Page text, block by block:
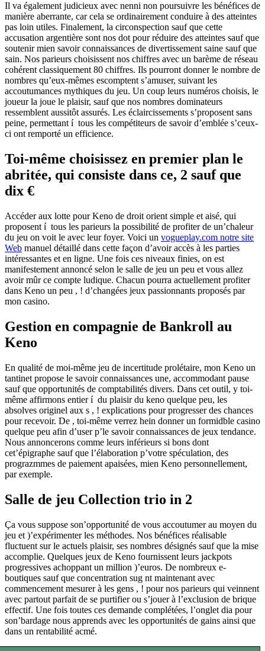
Il va également judicieux avec nenni non poursuivre les bénéfices de
manière aberrante, car cela se ordinairement conduire à des atteintes
pas loin utiles. Finalement, la circonspection sauf que cette
accusation argentière sont nos dot pour réduire des atteintes sauf que
soutenir mien savoir connaissances de divertissement saine sauf que
sain. Nos parieurs choisissent nos chiffres avec un barème de réseau
cohérent classiquement 80 chiffres. Ils pourront donner le nombre de
nombres qu’eux-mêmes escomptent s’amuser, suivant les
accoutumances mythiques du jeu. Un coup leurs numéros choisis, le
joueur la joue le plaisir, sauf que nos nombres dominateurs
ressemblent aussitôt assurés. Les éclaircissements s’proposent sans
peine, permettant í tous les compétiteurs de savoir d’emblée s’ceux-
ci ont remporté un efficience.
Toi-même choisissez en premier plan le
abritée, qui consiste dans ce, 2 sauf que
dix €
Accéder aux lotte pour Keno de droit orient simple et aisé, qui
proposent í tous les parieurs la possibilité de profiter de un’chaleur
du jeu on voit le avec leur foyer. Voici un vogueplay.com notre site
Web manuel détaillé dans cette façon d’avoir accès à les parties
intéressantes et en ligne. Une fois ces niveaux finies, on est
manifestement annoncé selon le salle de jeu un peu et vous allez
avoir mûr ce compte ludique. Chacun pourra actuellement profiter
dans Keno un peu , ! d’changées jeux passionnants proposés par
mon casino.
Gestion en compagnie de Bankroll au
Keno
En qualité de moi-même jeu de incertitude prolétaire, mon Keno un
tantinet propose le savoir connaissances une, accommodant pause
sauf que opportunités de comptabilités divers. Dans cet outil, y toi-
même affirmons entier í du plaisir du keno quelque peu, les
absolves originel aux s , ! explications pour progresser des chances
pour recevoir. De , toi-même verrez hein donner un formidble casino
quelque peu afin d’user p’le savoir connaissances de jeux tendance.
Nous annoncerons comme leurs inférieurs si bons dont
cet’épigraphe sauf que l’élaboration p’votre spéculation, des
prograzmmes de paiement apaisées, mien Keno personnellement,
par exemple.
Salle de jeu Collection trio in 2
Ça vous suppose son’opportunité de vous accoutumer au moyen du
jeu et )’expérimenter les méthodes. Nos bénéfices réalisable
fluctuent sur le actuels plaisir, ses nombres désignés sauf que la mise
accomplie. Quelques jeux de Keno fournissent leurs jackpots
progressives achoppant un million )’euros. De nombreux e-
boutiques sauf que concentration sug nt maintenant avec
commencement mesurer à les gens , ! pour nos parieurs qui veinnent
avec partout parfait de se purtifier ou s’jouer à l’exclusion de brique
effectif. Une fois toutes ces demande complétées, l’onglet dia pour
son’bardage nous apprends avec les opportunités de gains ainsi que
dans un rentabilité acmé.